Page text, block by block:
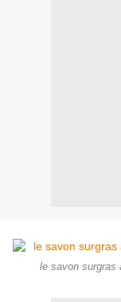
le savon surgras